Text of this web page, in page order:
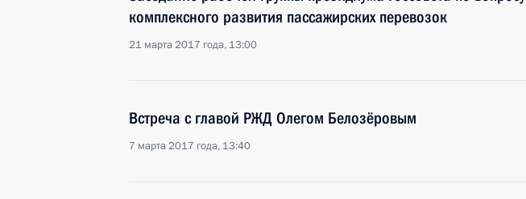
комплексного развития пассажирских перевозок
21 марта 2017 года, 13:00
Встреча с главой РЖД Олегом Белозёровым
7 марта 2017 года, 13:40